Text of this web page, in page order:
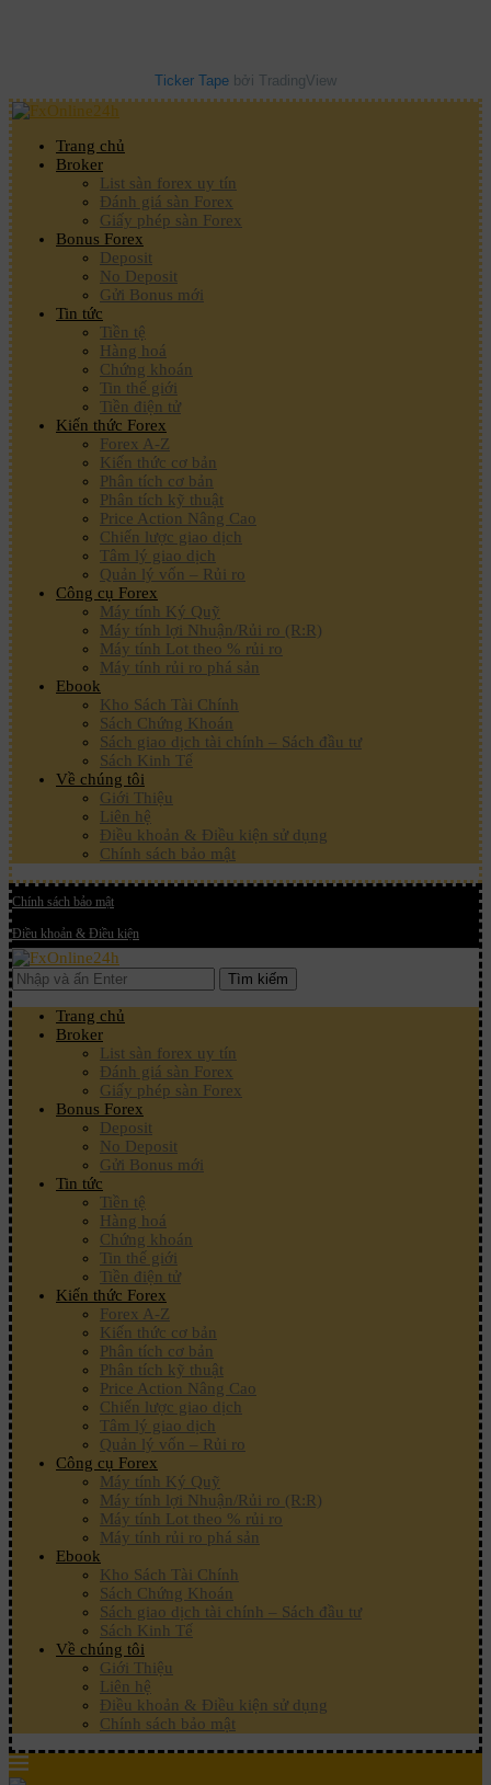
Ticker Tape bởi TradingView
Trang chủ
Broker
List sàn forex uy tín
Đánh giá sàn Forex
Giấy phép sàn Forex
Bonus Forex
Deposit
No Deposit
Gửi Bonus mới
Tin tức
Tiền tệ
Hàng hoá
Chứng khoán
Tin thế giới
Tiền điện tử
Kiến thức Forex
Forex A-Z
Kiến thức cơ bản
Phân tích cơ bản
Phân tích kỹ thuật
Price Action Nâng Cao
Chiến lược giao dịch
Tâm lý giao dịch
Quản lý vốn – Rủi ro
Công cụ Forex
Máy tính Ký Quỹ
Máy tính lợi Nhuận/Rủi ro (R:R)
Máy tính Lot theo % rủi ro
Máy tính rủi ro phá sản
Ebook
Kho Sách Tài Chính
Sách Chứng Khoán
Sách giao dịch tài chính – Sách đầu tư
Sách Kinh Tế
Về chúng tôi
Giới Thiệu
Liên hệ
Điều khoản & Điều kiện sử dụng
Chính sách bảo mật
Chính sách bảo mật
Điều khoản & Điều kiện
Tìm kiếm
Trang chủ
Broker
List sàn forex uy tín
Đánh giá sàn Forex
Giấy phép sàn Forex
Bonus Forex
Deposit
No Deposit
Gửi Bonus mới
Tin tức
Tiền tệ
Hàng hoá
Chứng khoán
Tin thế giới
Tiền điện tử
Kiến thức Forex
Forex A-Z
Kiến thức cơ bản
Phân tích cơ bản
Phân tích kỹ thuật
Price Action Nâng Cao
Chiến lược giao dịch
Tâm lý giao dịch
Quản lý vốn – Rủi ro
Công cụ Forex
Máy tính Ký Quỹ
Máy tính lợi Nhuận/Rủi ro (R:R)
Máy tính Lot theo % rủi ro
Máy tính rủi ro phá sản
Ebook
Kho Sách Tài Chính
Sách Chứng Khoán
Sách giao dịch tài chính – Sách đầu tư
Sách Kinh Tế
Về chúng tôi
Giới Thiệu
Liên hệ
Điều khoản & Điều kiện sử dụng
Chính sách bảo mật